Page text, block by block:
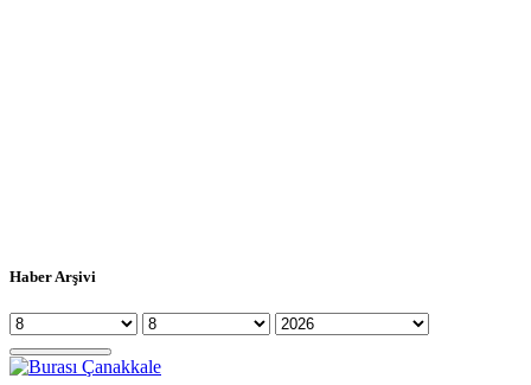
Haber Arşivi